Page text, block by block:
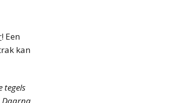
! Een
kan
tegels